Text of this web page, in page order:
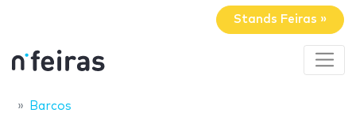
Stands Feiras »
Barcos